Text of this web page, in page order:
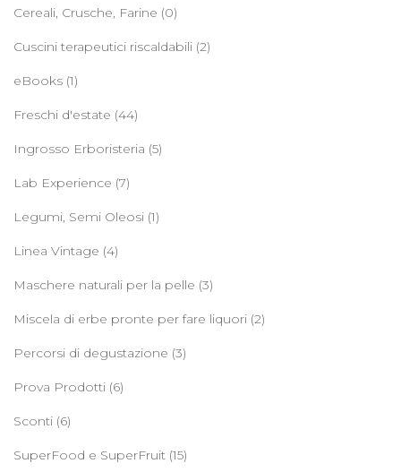
Cereali, Crusche, Farine (0)
Cuscini terapeutici riscaldabili (2)
eBooks (1)
Freschi d'estate (44)
Ingrosso Erboristeria (5)
Lab Experience (7)
Legumi, Semi Oleosi (1)
Linea Vintage (4)
Maschere naturali per la pelle (3)
Miscela di erbe pronte per fare liquori (2)
Percorsi di degustazione (3)
Prova Prodotti (6)
Sconti (6)
SuperFood e SuperFruit (15)